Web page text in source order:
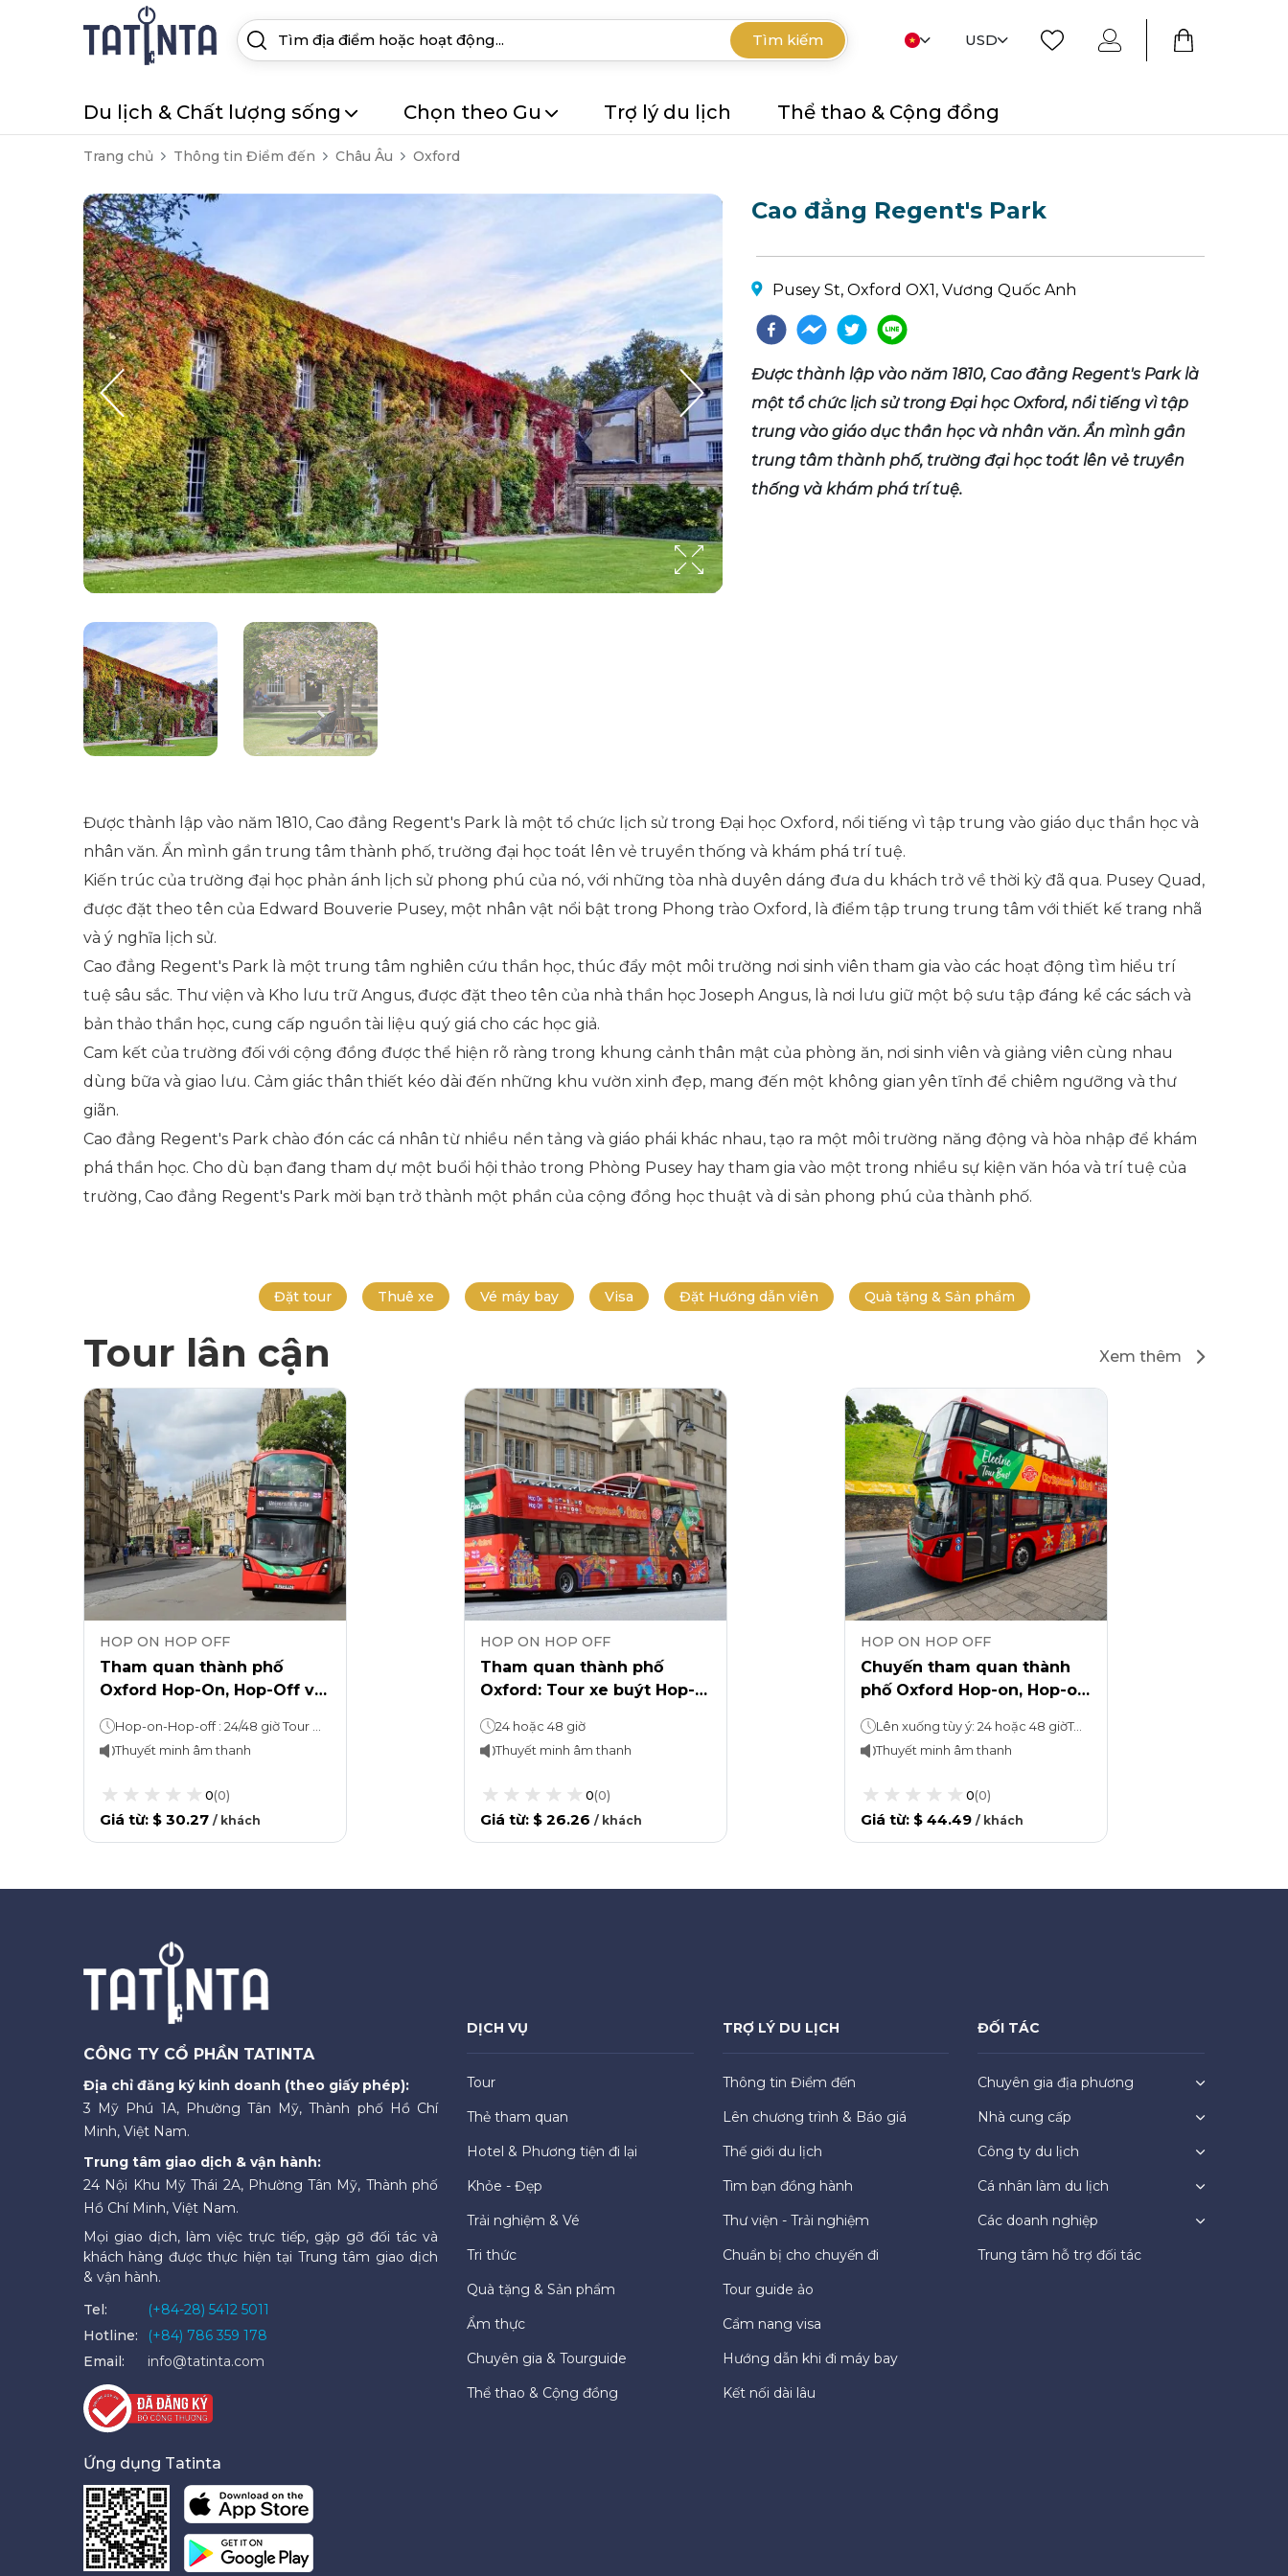
Tìm kiếm USD
Du lịch & Chất lượng sống Chọn theo Gu Trợ lý du lịch Thể thao & Cộng đồng
Trang chủ Thông tin Điểm đến Châu Âu Oxford
Cao đẳng Regent's Park
Pusey St, Oxford OX1, Vương Quốc Anh
Được thành lập vào năm 1810, Cao đẳng Regent's Park là
một tổ chức lịch sử trong Đại học Oxford, nổi tiếng vì tập
trung vào giáo dục thần học và nhân văn. Ẩn mình gần
trung tâm thành phố, trường đại học toát lên vẻ truyền
thống và khám phá trí tuệ.
Được thành lập vào năm 1810, Cao đẳng Regent's Park là một tổ chức lịch sử trong Đại học Oxford, nổi tiếng vì tập trung vào giáo dục thần học và
nhân văn. Ẩn mình gần trung tâm thành phố, trường đại học toát lên vẻ truyền thống và khám phá trí tuệ.
Kiến trúc của trường đại học phản ánh lịch sử phong phú của nó, với những tòa nhà duyên dáng đưa du khách trở về thời kỳ đã qua. Pusey Quad,
được đặt theo tên của Edward Bouverie Pusey, một nhân vật nổi bật trong Phong trào Oxford, là điểm tập trung trung tâm với thiết kế trang nhã
và ý nghĩa lịch sử.
Cao đẳng Regent's Park là một trung tâm nghiên cứu thần học, thúc đẩy một môi trường nơi sinh viên tham gia vào các hoạt động tìm hiểu trí
tuệ sâu sắc. Thư viện và Kho lưu trữ Angus, được đặt theo tên của nhà thần học Joseph Angus, là nơi lưu giữ một bộ sưu tập đáng kể các sách và
bản thảo thần học, cung cấp nguồn tài liệu quý giá cho các học giả.
Cam kết của trường đối với cộng đồng được thể hiện rõ ràng trong khung cảnh thân mật của phòng ăn, nơi sinh viên và giảng viên cùng nhau
dùng bữa và giao lưu. Cảm giác thân thiết kéo dài đến những khu vườn xinh đẹp, mang đến một không gian yên tĩnh để chiêm ngưỡng và thư
giãn.
Cao đẳng Regent's Park chào đón các cá nhân từ nhiều nền tảng và giáo phái khác nhau, tạo ra một môi trường năng động và hòa nhập để khám
phá thần học. Cho dù bạn đang tham dự một buổi hội thảo trong Phòng Pusey hay tham gia vào một trong nhiều sự kiện văn hóa và trí tuệ của
trường, Cao đẳng Regent's Park mời bạn trở thành một phần của cộng đồng học thuật và di sản phong phú của thành phố.
Đặt tour Thuê xe Vé máy bay Visa Đặt Hướng dẫn viên Quà tặng & Sản phẩm
Tour lân cận Xem thêm
HOP ON HOP OFF
Tham quan thành phố
Oxford Hop-On, Hop-Off với
chuyến đi bộ
Thuyết minh âm thanh
0(0)
Giá từ: $ 30.27 / khách
HOP ON HOP OFF
Tham quan thành phố
Oxford: Tour xe buýt Hop-
24 hoặc 48 giờ
Thuyết minh âm thanh
0(0)
Giá từ: $ 26.26 / khách
HOP ON HOP OFF
Chuyến tham quan thành
phố Oxford Hop-on, Hop-off
thuyền Salter's Steamers
Lên xuống tùy ý: 24 hoặc 48 giờTour du thuyền: 40 phút
Thuyết minh âm thanh
0(0)
Giá từ: $ 44.49 / khách
CÔNG TY CỔ PHẦN TATINTA
Địa chỉ đăng ký kinh doanh (theo giấy phép):
3 Mỹ Phú 1A, Phường Tân Mỹ, Thành phố Hồ Chí
Minh, Việt Nam.
Trung tâm giao dịch & vận hành:
24 Nội Khu Mỹ Thái 2A, Phường Tân Mỹ, Thành phố
Hồ Chí Minh, Việt Nam.
Mọi giao dịch, làm việc trực tiếp, gặp gỡ đối tác và
khách hàng được thực hiện tại Trung tâm giao dịch
& vận hành.
Tel:
(+84-28) 5412 5011
Hotline:
(+84) 786 359 178
Email:
info@tatinta.com
Ứng dụng Tatinta
DỊCH VỤ
Tour
Thẻ tham quan
Hotel & Phương tiện đi lại
Khỏe - Đẹp
Trải nghiệm & Vé
Tri thức
Quà tặng & Sản phẩm
Ẩm thực
Chuyên gia & Tourguide
Thể thao & Cộng đồng
TRỢ LÝ DU LỊCH
Thông tin Điểm đến
Lên chương trình & Báo giá
Thế giới du lịch
Tìm bạn đồng hành
Thư viện - Trải nghiệm
Chuẩn bị cho chuyến đi
Tour guide ảo
Cẩm nang visa
Hướng dẫn khi đi máy bay
Kết nối dài lâu
ĐỐI TÁC
Chuyên gia địa phương
Nhà cung cấp
Công ty du lịch
Cá nhân làm du lịch
Các doanh nghiệp
Trung tâm hỗ trợ đối tác